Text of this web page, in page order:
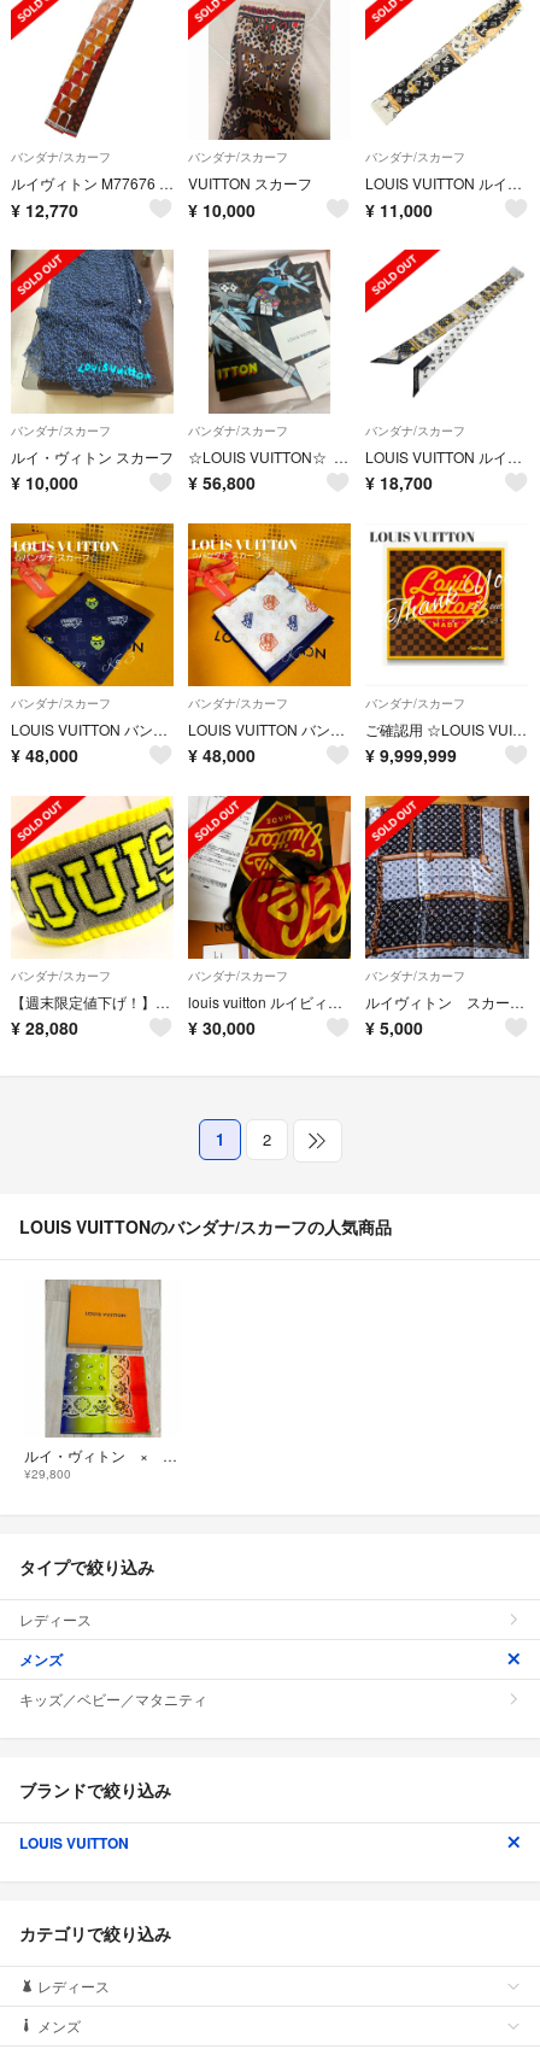
バンダナ/スカーフ
ルイヴィトン M77676 モノグラムスカーフ メンズ
¥ 12,770
バンダナ/スカーフ
VUITTON スカーフ
¥ 10,000
バンダナ/スカーフ
LOUIS VUITTON ルイヴィトン バンドーモノグラム コンフィデンシャルスカーフ シルク100% ブラック ホワイト イエロー M78656
¥ 11,000
バンダナ/スカーフ
ルイ・ヴィトン スカーフ
¥ 10,000
バンダナ/スカーフ
☆LOUIS VUITTON☆ バンダナ LVフレンズ 3点セット
¥ 56,800
バンダナ/スカーフ
LOUIS VUITTON ルイヴィトン スカーフ
¥ 18,700
バンダナ/スカーフ
LOUIS VUITTON バンダナ/スカーフ《ダック柄》ヴァージル×NIGO
¥ 48,000
バンダナ/スカーフ
LOUIS VUITTON バンダナ/スカーフ《ロゴ》ヴァージル×NIGO
¥ 48,000
バンダナ/スカーフ
ご確認用 ☆LOUIS VUITTON バンダナ/スカーフ ヴァージル×NIGO
¥ 9,999,999
バンダナ/スカーフ
【週末限定値下げ！】限定品 Louis Vuitton ヘッドバンド
¥ 28,080
バンダナ/スカーフ
louis vuitton ルイビィトン NIGO バンダナ マスク コラボ
¥ 30,000
バンダナ/スカーフ
ルイヴィトン スカーフ 180cm×90cm
¥ 5,000
1 2
LOUIS VUITTONのバンダナ/スカーフの人気商品
ルイ・ヴィトン × FRAGMENT フラグメント レインボー バンダナ
¥29,800
タイプで絞り込み
レディース
メンズ
キッズ／ベビー／マタニティ
ブランドで絞り込み
LOUIS VUITTON
カテゴリで絞り込み
レディース
メンズ